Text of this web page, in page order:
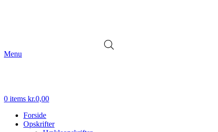
Menu
0 items kr.0,00
Forside
Opskrifter